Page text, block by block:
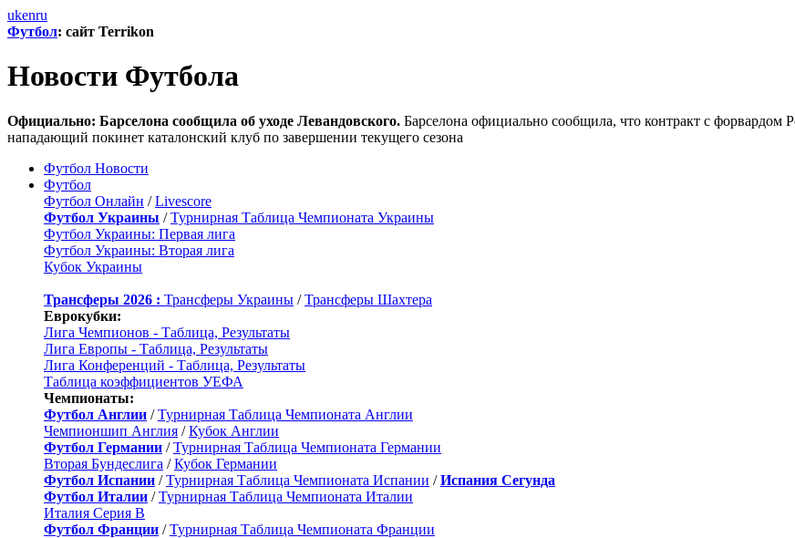
ukenru
Футбол: сайт Terrikon
Новости Футбола
Официально: Барселона сообщила об уходе Левандовского. Барселона официально сообщила, что контракт с форвардом
нападающий покинет каталонский клуб по завершении текущего сезона
Футбол Новости
Футбол
Футбол Онлайн /Livescore
Футбол Украины /Турнирная Таблица Чемпионата Украины
Футбол Украины: Первая лига
Футбол Украины: Вторая лига
Кубок Украины
Трансферы 2026 : Трансферы Украины /Трансферы Шахтера
Еврокубки:
Лига Чемпионов - Таблица, Результаты
Лига Европы - Таблица, Результаты
Лига Конференций - Таблица, Результаты
Таблица коэффициентов УЕФА
Чемпионаты:
Футбол Англии /Турнирная Таблица Чемпионата Англии
Чемпионшип Англия /Кубок Англии
Футбол Германии /Турнирная Таблица Чемпионата Германии
Вторая Бундеслига /Кубок Германии
Футбол Испании /Турнирная Таблица Чемпионата Испании /Испания Сегунда
Футбол Италии /Турнирная Таблица Чемпионата Италии
Италия Серия B
Футбол Франции /Турнирная Таблица Чемпионата Франции